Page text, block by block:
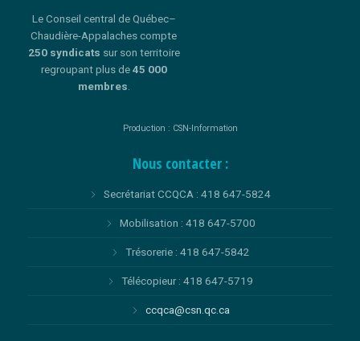
Le Conseil central de Québec–
Chaudière-Appalaches compte
250 syndicats sur son territoire
regroupant plus de45 000
membres
Production : CSN-Information
Nous contacter :
Secrétariat CCQCA : 418 647-5824
Mobilisation : 418 647-5700
Trésorerie : 418 647-5842
Télécopieur : 418 647-5719
ccqca@csn.qc.ca